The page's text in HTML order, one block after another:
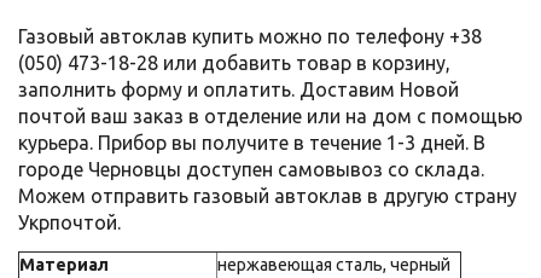
Газовый автоклав купить можно по телефону +38
(050) 473-18-28 или добавить товар в корзину,
заполнить форму и оплатить. Доставим Новой
почтой ваш заказ в отделение или на дом с помощью
курьера. Прибор вы получите в течение 1-3 дней. В
городе Черновцы доступен самовывоз со склада.
Можем отправить газовый автоклав в другую страну
Укрпочтой.
Материал
нержавеющая сталь, черный